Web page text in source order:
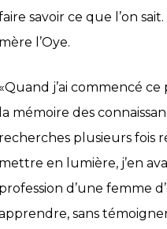
savoir ce que l’on
mère l’Oye.
«Quand j’ai commencé
la mémoire des
recherches plusieurs fois
mettre en lumière, j’en
profession d’une femme
sans